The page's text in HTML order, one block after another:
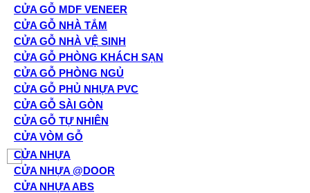
CỬA GỖ MDF VENEER
CỬA GỖ NHÀ TẮM
CỬA GỖ NHÀ VỆ SINH
CỬA GỖ PHÒNG KHÁCH SẠN
CỬA GỖ PHÒNG NGỦ
CỬA GỖ PHỦ NHỰA PVC
CỬA GỖ SÀI GÒN
CỬA GỖ TỰ NHIÊN
CỬA VÒM GỖ
CỬA NHỰA
CỬA NHỰA @DOOR
CỬA NHỰA ABS